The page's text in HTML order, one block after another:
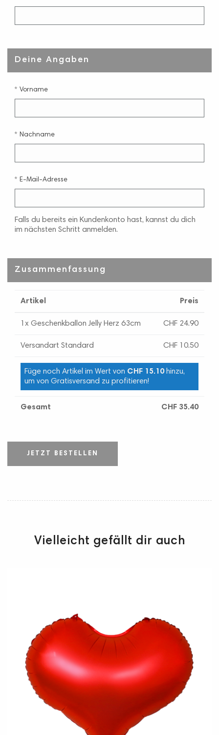
Deine Angaben
Vorname
Nachname
E-Mail-Adresse
Falls du bereits ein Kundenkonto hast, kannst du dich
im nächsten Schritt anmelden.
Zusammenfassung
Artikel Preis
1x Geschenkballon Jelly Herz 63cm CHF 24.90
Versandart Standard CHF 10.50
Füge noch Artikel im Wert von CHF 15.10hinzu,
um von Gratisversand zu profitieren!
Gesamt CHF 35.40
JETZT BESTELLEN
Vielleicht gefällt dir auch